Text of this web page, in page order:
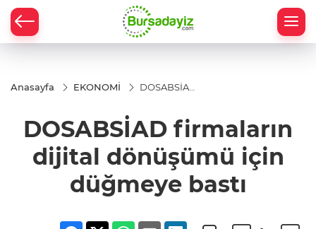
Anasayfa EKONOMİ
DOSABSİAD
dönüşümü
için
bastı
DOSABSİAD firmaların
dijital dönüşümü için
düğmeye bastı